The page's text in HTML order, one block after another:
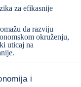
za efikasnije
da razviju
okruženju,
uticaj na
i